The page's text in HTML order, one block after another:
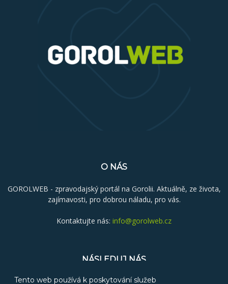
O NÁS
GOROLWEB - zpravodajský portál na Gorolii. Aktuálně, ze života,
zajímavosti, pro dobrou náladu, pro vás.
Kontaktujte nás: info@gorolweb.cz
NÁSLEDUJ NÁS
Tento web používá k poskytování služeb